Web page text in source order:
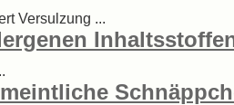
Versulzung ...